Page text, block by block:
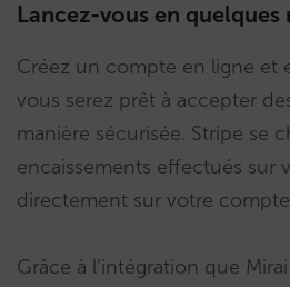
Lancez-vous en quelques
Créez un compte en ligne et
vous serez prêt à accepter
manière sécurisée. Stripe se
encaissements effectués sur
directement sur votre
Grâce à l’intégration que